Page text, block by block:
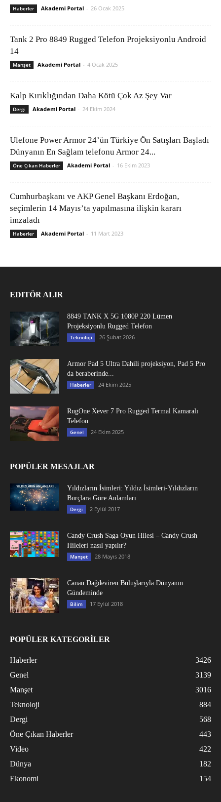
Haberler Akademi Portal - 26 Ocak 2025
Tank 2 Pro 8849 Rugged Telefon Projeksiyonlu Android
14
Manşet Akademi Portal - 4 Ocak 2025
Kalp Kırıklığından Daha Kötü Çok Az Şey Var
Dergi Akademi Portal - 24 Ekim 2024
Ulefone Power Armor 24’ün Türkiye Ön Satışları Başladı
Dünyanın En Sağlam telefonu Armor 24...
Öne Çıkan Haberler Akademi Portal - 16 Ekim 2023
Cumhurbaşkanı ve AKP Genel Başkanı Erdoğan,
seçimlerin 14 Mayıs’ta yapılmasına ilişkin kararı
imzaladı
Haberler Akademi Portal - 11 Mart 2023
EDITÖR ALIR
8849 TANK X 5G 1080P 220 Lümen
Projeksiyonlu Rugged Telefon
Teknoloji 26 Şubat 2026
Armor Pad 5 Ultra Dahili projeksiyon, Pad 5 Pro
da beraberinde...
Haberler 24 Ekim 2025
RugOne Xever 7 Pro Rugged Termal Kamaralı
Telefon
Genel 24 Ekim 2025
POPÜLER MESAJLAR
Yıldızların İsimleri: Yıldız İsimleri-Yıldızların
Burçlara Göre Anlamları
Dergi 2 Eylül 2017
Candy Crush Saga Oyun Hilesi – Candy Crush
Hileleri nasıl yapılır?
Manşet 28 Mayıs 2018
Canan Dağdeviren Buluşlarıyla Dünyanın
Gündeminde
Bilim 17 Eylül 2018
POPÜLER KATEGORİLER
Haberler
3426
Genel
3139
Manşet
3016
Teknoloji
884
Dergi
568
Öne Çıkan Haberler
443
Video
422
Dünya
182
Ekonomi
154